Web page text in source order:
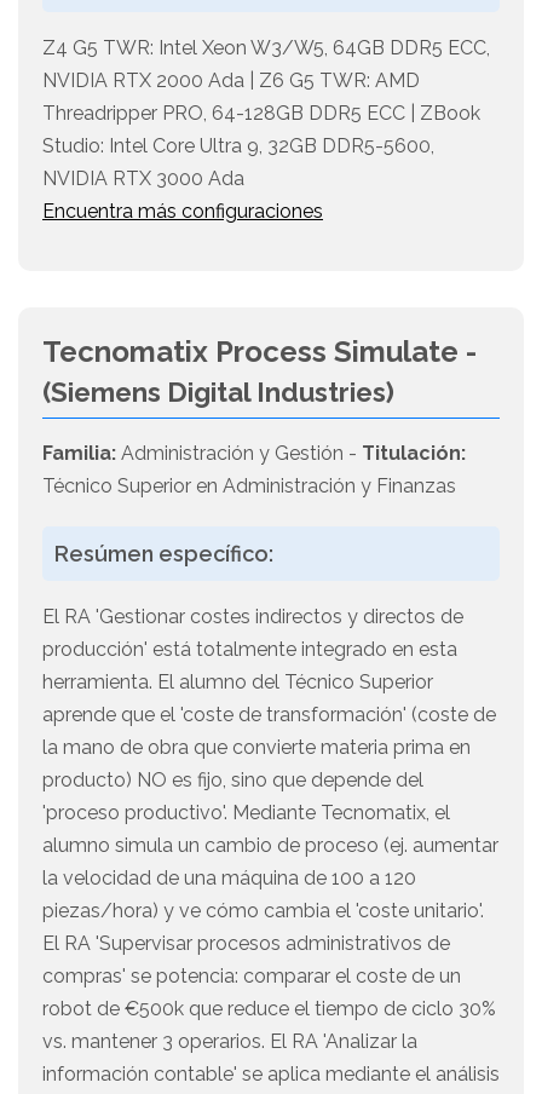
Z4 G5 TWR: Intel Xeon W3/W5, 64GB DDR5 ECC,
NVIDIA RTX 2000 Ada | Z6 G5 TWR: AMD
Threadripper PRO, 64-128GB DDR5 ECC | ZBook
Studio: Intel Core Ultra 9, 32GB DDR5-5600,
NVIDIA RTX 3000 Ada
Encuentra más configuraciones
Tecnomatix Process Simulate -
(Siemens Digital Industries)
Familia: Administración y Gestión - Titulación:
Técnico Superior en Administración y Finanzas
Resúmen específico:
El RA 'Gestionar costes indirectos y directos de
producción' está totalmente integrado en esta
herramienta. El alumno del Técnico Superior
aprende que el 'coste de transformación' (coste de
la mano de obra que convierte materia prima en
producto) NO es fijo, sino que depende del
'proceso productivo'. Mediante Tecnomatix, el
alumno simula un cambio de proceso (ej. aumentar
la velocidad de una máquina de 100 a 120
piezas/hora) y ve cómo cambia el 'coste unitario'.
El RA 'Supervisar procesos administrativos de
compras' se potencia: comparar el coste de un
robot de €500k que reduce el tiempo de ciclo 30%
vs. mantener 3 operarios. El RA 'Analizar la
información contable' se aplica mediante el análisis